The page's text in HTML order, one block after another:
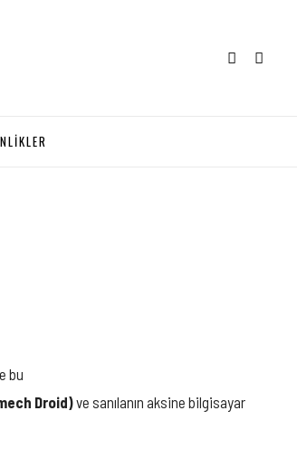
bu
Droid)ve sanılanın aksine bilgisayar